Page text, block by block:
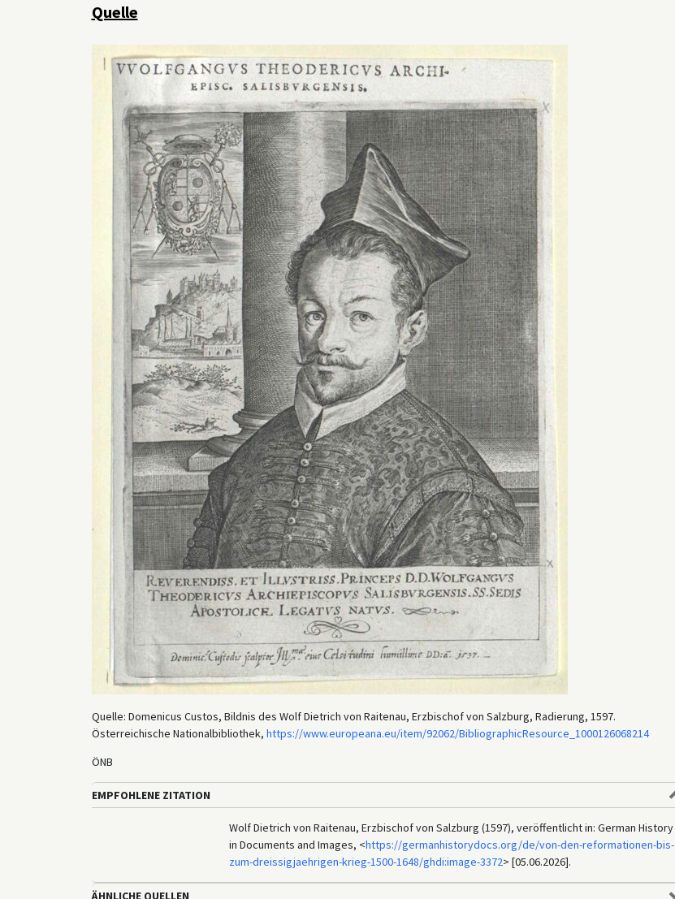
Quelle
Quelle: Domenicus Custos, Bildnis des Wolf Dietrich von Raitenau, Erzbischof von Salzburg, Radierung, 1597.
Österreichische Nationalbibliothek, https://www.europeana.eu/item/92062/BibliographicResource_1000126068214
ÖNB
EMPFOHLENE ZITATION
Wolf Dietrich von Raitenau, Erzbischof von Salzburg (1597), veröffentlicht in: German History
in Documents and Images, <https://germanhistorydocs.org/de/von-den-reformationen-bis-
zum-dreissigjaehrigen-krieg-1500-1648/ghdi:image-3372> [05.06.2026].
ÄHNLICHE QUELLEN